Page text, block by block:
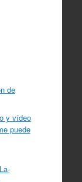
de
y vídeo
puede